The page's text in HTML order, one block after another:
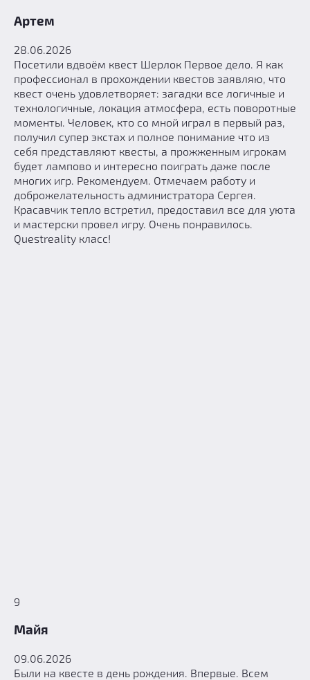
Артем
28.06.2026
Посетили вдвоём квест Шерлок Первое дело. Я как
профессионал в прохождении квестов заявляю, что
квест очень удовлетворяет: загадки все логичные и
технологичные, локация атмосфера, есть поворотные
моменты. Человек, кто со мной играл в первый раз,
получил супер экстах и полное понимание что из
себя представляют квесты, а прожженным игрокам
будет лампово и интересно поиграть даже после
многих игр. Рекомендуем. Отмечаем работу и
доброжелательность администратора Сергея.
Красавчик тепло встретил, предоставил все для уюта
и мастерски провел игру. Очень понравилось.
Questreality класс!
9
Майя
09.06.2026
Были на квесте в день рождения. Впервые. Всем